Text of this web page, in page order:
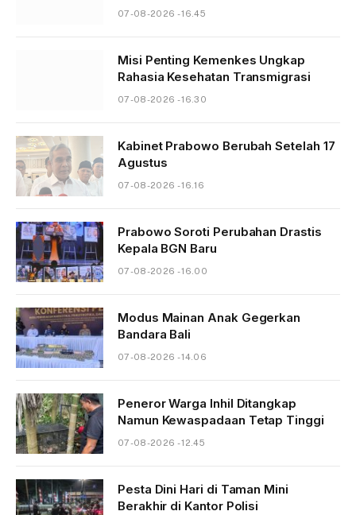
07-08-2026 - 16.45
Misi Penting Kemenkes Ungkap
Rahasia Kesehatan Transmigrasi
07-08-2026 - 16.30
Kabinet Prabowo Berubah Setelah 17
Agustus
07-08-2026 - 16.16
Prabowo Soroti Perubahan Drastis
Kepala BGN Baru
07-08-2026 - 16.00
Modus Mainan Anak Gegerkan
Bandara Bali
07-08-2026 - 14.06
Peneror Warga Inhil Ditangkap
Namun Kewaspadaan Tetap Tinggi
07-08-2026 - 12.45
Pesta Dini Hari di Taman Mini
Berakhir di Kantor Polisi